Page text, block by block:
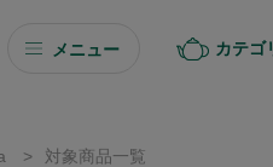
メニュー カテゴ
> 対象商品一覧